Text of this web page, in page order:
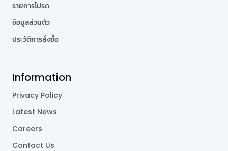
รายการโปรด
ข้อมูลส่วนตัว
ประวัติการสั่งซื้อ
Information
Privacy Policy
Latest News
Careers
Contact Us